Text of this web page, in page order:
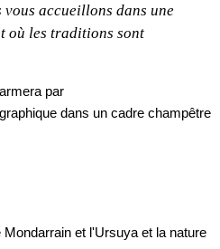
vous accueillons dans une
où les traditions sont
par
dans un cadre champêtre
et l'Ursuya et la nature